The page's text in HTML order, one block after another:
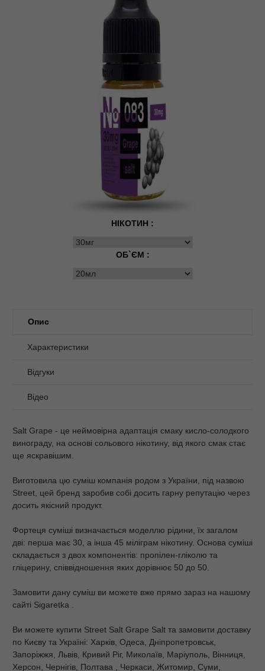
НІКОТИН :
ОБ`ЄМ :
Опис
Характеристики
Відгуки
Відео
Salt Grape - це неймовірна адаптація смаку кисло-солодкого
винограду, на основі сольового нікотину, від якого смак стає
ще яскравішим.
Виготовила цю суміш компанія родом з України, під назвою
Street, цей бренд заробив собі досить гарну репутацію через
досить якісний продукт.
Фортеця суміші визначається моделлю рідини, їх загалом
дві: перша має 30, а інша 45 міліграм нікотину. Основа суміші
складається з двох компонентів: пропілен-гліколю та
гліцерину, співвідношення яких дорівнює 50 до 50.
Замовити дану суміш ви можете вже прямо зараз на нашому
сайті Sigaretka
Ви можете купити Street Salt Grape Salt та замовити доставку
по Києву та Україні: Харків, Одеса, Дніпропетровськ,
Запоріжжя, Львів, Кривий Ріг, Миколаїв, Маріуполь, Вінниця,
Херсон, Чернігів, Полтава , Черкаси, Житомир, Суми,